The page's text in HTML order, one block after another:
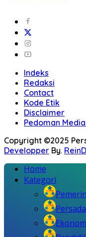
Indeks
Redaksi
Contact
Kode Etik
Disclaimer
Pedoman
Copyright ©2025
Developper By.
Home
Kategori